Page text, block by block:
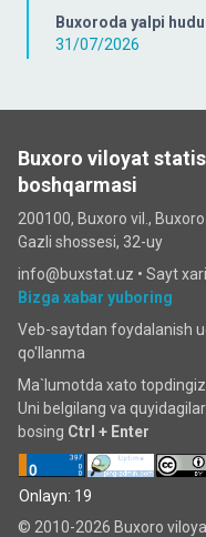
Buxoroda yalpi
31/07/2026
Buxoro viloyat
boshqarmasi
200100, Buxoro vil., Buxoro
Gazli shossesi, 32-uy
info@buxstat.uz • Sayt
Bizga xabar yuboring
Veb-saytdan foydalanish
qo'llanma
Ma`lumotda xato
Uni belgilang va
bosing Ctrl + Enter
Onlayn: 19
© 2010-2026 Buxoro